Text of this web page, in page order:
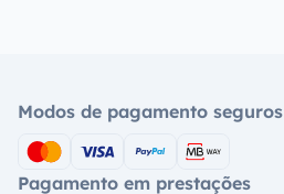
Modos de pagamento seguros
Pagamento em prestações